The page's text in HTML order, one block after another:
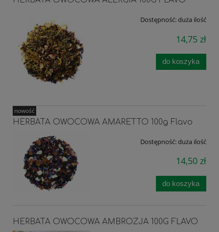
Dostępność:duża ilość
14,75 zł
do koszyka
HERBATA OWOCOWA AMARETTO 100g Flavo
Dostępność:duża ilość
14,50 zł
do koszyka
nowość
HERBATA OWOCOWA AMBROZJA 100G FLAVO